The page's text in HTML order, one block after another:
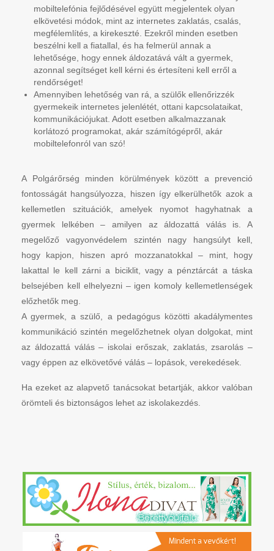
mobiltelefónia fejlődésével együtt megjelentek olyan
elkövetési módok, mint az internetes zaklatás, csalás,
megfélemlítés, a kirekeszté. Ezekről minden esetben
beszélni kell a fiatallal, és ha felmerül annak a
lehetősége, hogy ennek áldozatává vált a gyermek,
azonnal segítséget kell kérni és értesíteni kell erről a
rendőrséget!
Amennyiben lehetőség van rá, a szülők ellenőrizzék
gyermekeik internetes jelenlétét, ottani kapcsolataikat,
kommunikációjukat. Adott esetben alkalmazzanak
korlátozó programokat, akár számítógépről, akár
mobiltelefonról van szó!
A Polgárőrség minden körülmények között a prevenció
fontosságát hangsúlyozza, hiszen így elkerülhetők azok a
kellemetlen szituációk, amelyek nyomot hagyhatnak a
gyermek lelkében – amilyen az áldozattá válás is. A
megelőző vagyonvédelem szintén nagy hangsúlyt kell,
hogy kapjon, hiszen apró mozzanatokkal – mint, hogy
lakattal le kell zárni a biciklit, vagy a pénztárcát a táska
belsejében kell elhelyezni – igen komoly kellemetlenségek
előzhetők meg.
A gyermek, a szülő, a pedagógus közötti akadálymentes
kommunikáció szintén megelőzhetnek olyan dolgokat, mint
az áldozattá válás – iskolai erőszak, zaklatás, zsarolás –
vagy éppen az elkövetővé válás – lopások, verekedések.
Ha ezeket az alapvető tanácsokat betartják, akkor valóban
örömteli és biztonságos lehet az iskolakezdés.